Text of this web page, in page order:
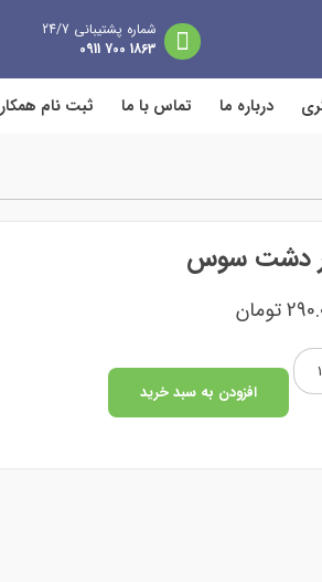
شماره پشتیبانی 24/7
1863 700 0911
درباره ما تماس با ما ثبت نام همکار
دشت سوس
تومان
افزودن به سبد خرید